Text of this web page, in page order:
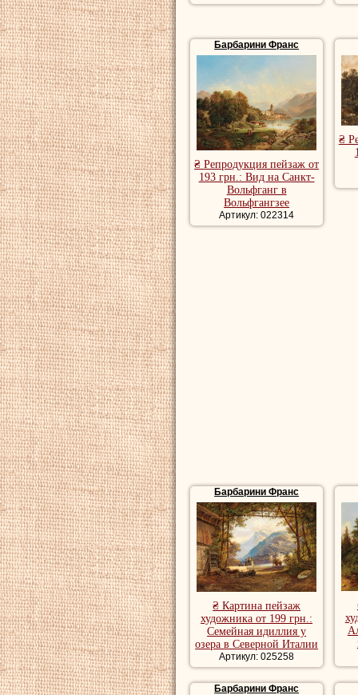
Барбарини Франс
₴ Репродукция пейзаж от
193 грн.: Вид на Санкт-
Вольфганг в
Вольфгангзее
Артикул: 022314
₴
Барбарини Франс
₴ Картина пейзаж
художника от 199 грн.:
Семейная идиллия у
озера в Северной Италии
Артикул: 025258
Барбарини Франс